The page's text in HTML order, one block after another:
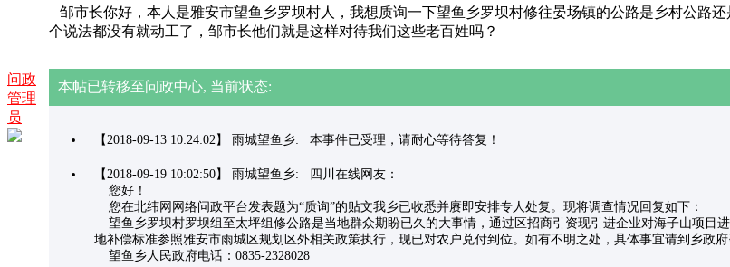
问政
管理
员
邹市长你好，本人是雅安市望鱼乡罗坝村人，我想质询一下望鱼乡罗坝村修往晏场镇的公路是乡村公路
个说法都没有就动工了，邹市长他们就是这样对待我们这些老百姓吗？
本帖已转移至问政中心, 当前状态:
【2018-09-13 10:24:02】 雨城望鱼乡: 本事件已受理，请耐心等待答复！
【2018-09-19 10:02:50】 雨城望鱼乡: 四川在线网友：
您好！
您在北纬网网络问政平台发表题为“质询”的贴文我乡已收悉并赓即安排专人处复。现将调查情况回复如下：
望鱼乡罗坝村罗坝组至太坪组修公路是当地群众期盼已久的大事情，通过区招商引资现引进企业对海子山项目
地补偿标准参照雅安市雨城区规划区外相关政策执行，现已对农户兑付到位。如有不明之处，具体事宜请到乡政
望鱼乡人民政府电话：0835-2328028